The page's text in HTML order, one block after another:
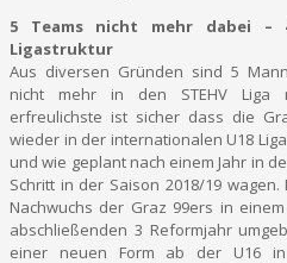
5 Teams nicht mehr dabei
Ligastruktur
Aus diversen Gründen sind 5
nicht mehr in den STEHV Liga
erfreulichste ist sicher dass die
wieder in der internationalen U18 Liga
und wie geplant nach einem Jahr in
Schritt in der Saison 2018/19
Nachwuchs der Graz 99ers in
abschließenden 3 Reformjahr
einer neuen Form ab der U16